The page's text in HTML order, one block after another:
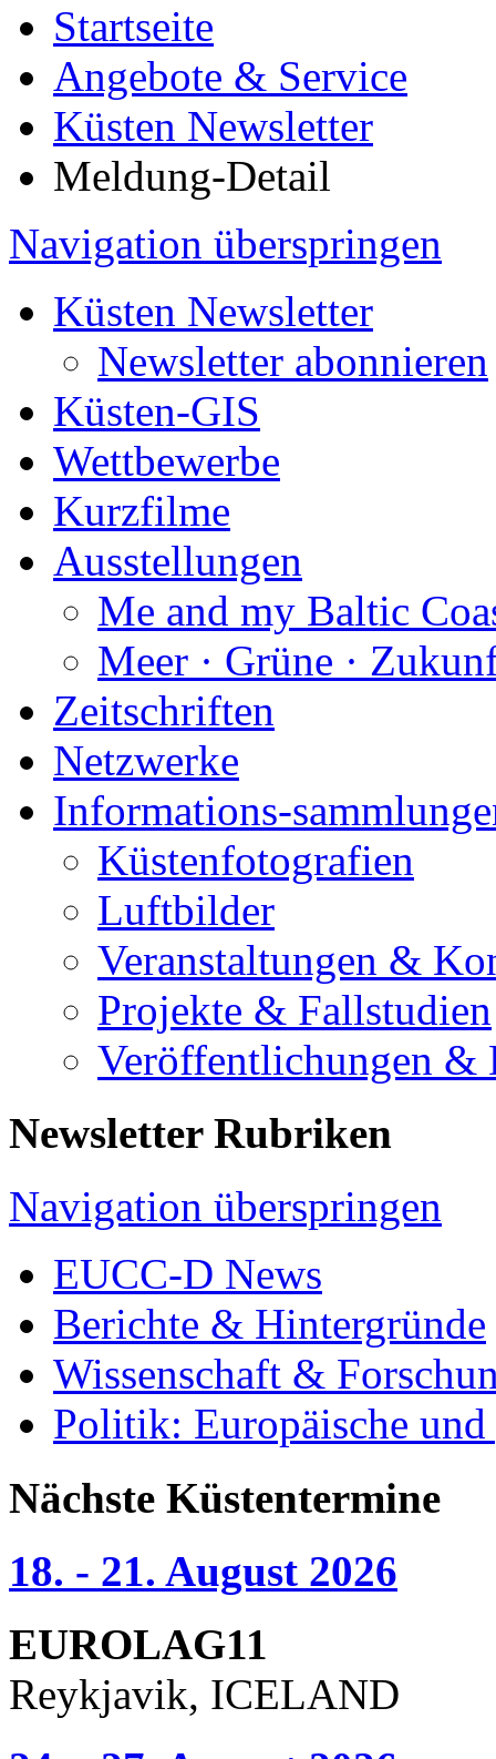
Startseite
Angebote & Service
Küsten Newsletter
Meldung-Detail
Navigation überspringen
Küsten Newsletter
Newsletter abonnieren
Küsten-GIS
Wettbewerbe
Kurzfilme
Ausstellungen
Me and my Baltic
Meer · Grüne ·
Zeitschriften
Netzwerke
Informations-
Küstenfotografien
Luftbilder
Veranstaltungen &
Projekte & Fallstudien
Veröffentlichungen &
Newsletter Rubriken
Navigation überspringen
EUCC-D News
Berichte & Hintergründe
Wissenschaft &
Politik: Europäische
Nächste Küstentermine
18. - 21. August 2026
EUROLAG11
Reykjavik, ICELAND